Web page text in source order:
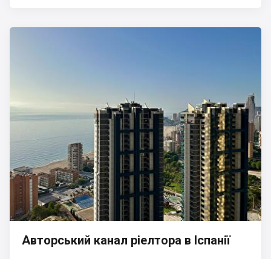
Авторський канал ріелтора в Іспанії